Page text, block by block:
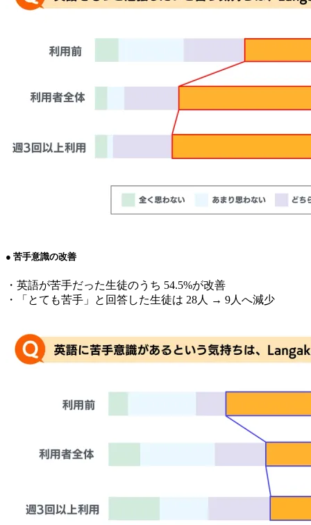
● 苦手意識の改善
・英語が苦手だった生徒のうち 54.5%が改善
・「とても苦手」と回答した生徒は 28人 → 9人へ減少